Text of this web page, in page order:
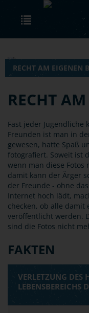
Skip to main content
RECHT AM EIGENEN
RECHT
Fast jeder
Freunden ist man in
gewesen, hatte Spaß
fotografiert. Soweit ist
wenn man diese
damit kann der Ärger
der Freunde - ohne
Internet hoch lädt,
checken, ob alle damit
veröffentlicht werden.
sind die Fotos nicht
FAKTEN
VERLETZUNG DES
LEBENSBEREICHS